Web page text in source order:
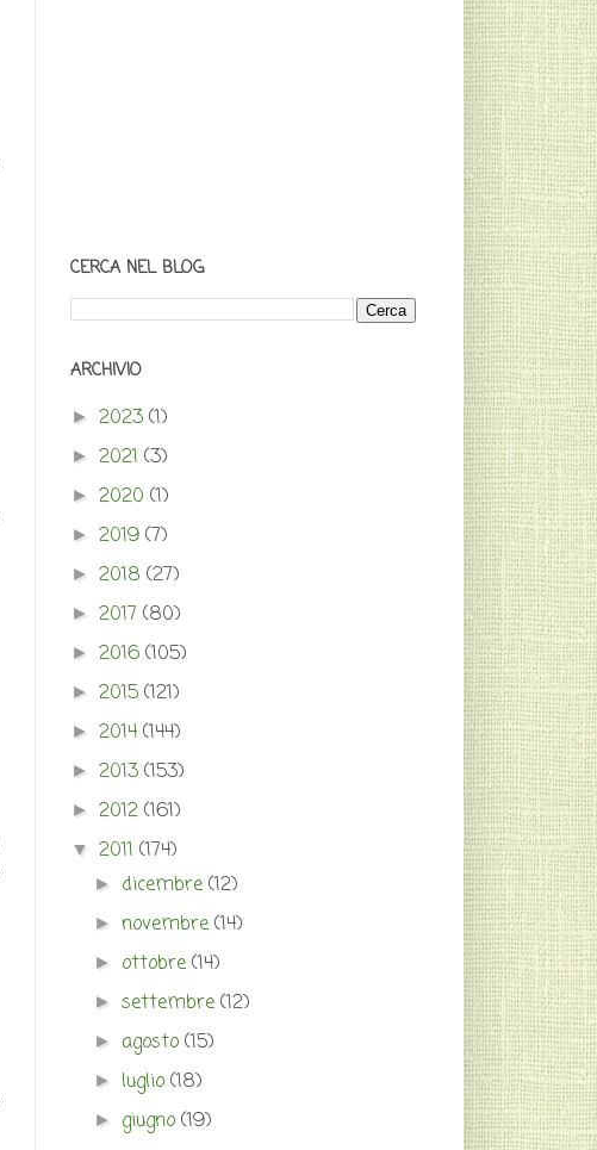
CERCA NEL BLOG
ARCHIVIO
► 2023 (1)
► 2021 (3)
► 2020 (1)
► 2019 (7)
► 2018 (27)
► 2017 (80)
► 2016 (105)
► 2015 (121)
► 2014 (144)
► 2013 (153)
► 2012 (161)
▼ 2011 (174)
► dicembre(12)
►novembre(14)
► ottobre(14)
►settembre(12)
► agosto(15)
► luglio(18)
► giugno(19)